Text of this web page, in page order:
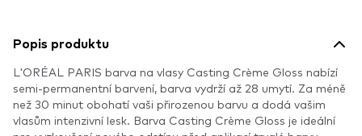
Popis produktu
L'ORÉAL PARIS barva na vlasy Casting Crème Gloss nabízí
semi-permanentní barvení, barva vydrží až 28 umytí. Za méně
než 30 minut obohatí vaši přirozenou barvu a dodá vašim
vlasům intenzivní lesk. Barva Casting Crème Gloss je ideální